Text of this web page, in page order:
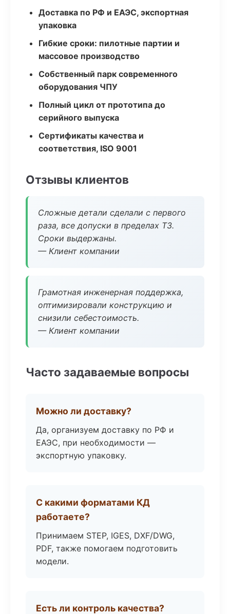
Доставка по РФ и ЕАЭС, экспортная
упаковка
Гибкие сроки: пилотные партии и
массовое производство
Собственный парк современного
оборудования ЧПУ
Полный цикл от прототипа до
серийного выпуска
Сертификаты качества и
соответствия, ISO 9001
Отзывы клиентов
Сложные детали сделали с первого
раза, все допуски в пределах ТЗ.
Сроки выдержаны.
— Клиент компании
Грамотная инженерная поддержка,
оптимизировали конструкцию и
снизили себестоимость.
— Клиент компании
Часто задаваемые вопросы
Можно ли доставку?
Да, организуем доставку по РФ и
ЕАЭС, при необходимости —
экспортную упаковку.
С какими форматами КД
работаете?
Принимаем STEP, IGES, DXF/DWG,
PDF, также помогаем подготовить
модели.
Есть ли контроль качества?